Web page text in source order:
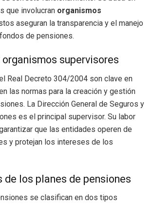
que involucran organismos
aseguran la transparencia y el manejo
de pensiones.
organismos supervisores
Real Decreto 304/2004 son clave en
las normas para la creación y gestión
La Dirección General de Seguros y
es el principal supervisor. Su labor
que las entidades operen de
y protejan los intereses de los
de los planes de pensiones
se clasifican en dos tipos